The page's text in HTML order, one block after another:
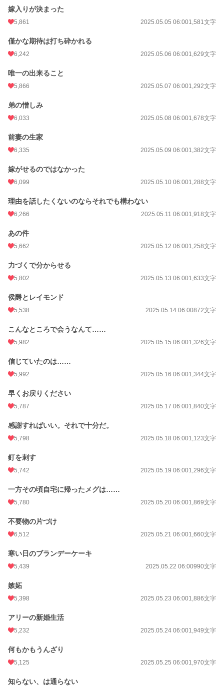
嫁入りが決まった
5,861 2025.05.05 06:001,581文字
僅かな期待は打ち砕かれる
6,242 2025.05.06 06:001,629文字
唯一の出来ること
5,866 2025.05.07 06:001,292文字
弟の憎しみ
6,033 2025.05.08 06:001,678文字
前妻の生家
6,335 2025.05.09 06:001,382文字
嫁がせるのではなかった
6,099 2025.05.10 06:001,288文字
理由を話したくないのならそれでも構わない
6,266 2025.05.11 06:001,918文字
あの件
5,662 2025.05.12 06:001,258文字
力づくで分からせる
5,802 2025.05.13 06:001,633文字
侯爵とレイモンド
5,538 2025.05.14 06:00872文字
こんなところで会うなんて……
5,982 2025.05.15 06:001,326文字
信じていたのは……
5,992 2025.05.16 06:001,344文字
早くお戻りください
5,787 2025.05.17 06:001,840文字
感謝すればいい。それで十分だ。
5,798 2025.05.18 06:001,123文字
釘を刺す
5,742 2025.05.19 06:001,296文字
一方その頃自宅に帰ったメグは……
5,780 2025.05.20 06:001,869文字
不要物の片づけ
6,512 2025.05.21 06:001,660文字
寒い日のブランデーケーキ
5,439 2025.05.22 06:00990文字
嫉妬
5,398 2025.05.23 06:001,886文字
アリーの新婚生活
5,232 2025.05.24 06:001,949文字
何もかもうんざり
5,125 2025.05.25 06:001,970文字
知らない、は通らない